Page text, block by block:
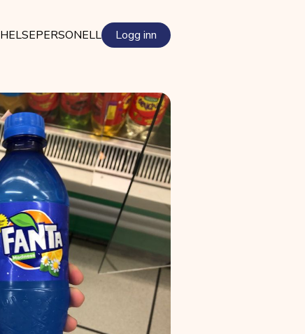
HELSEPERSONELL Logg inn